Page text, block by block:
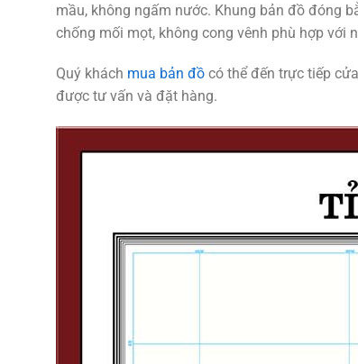
mầu, không ngấm nước. Khung bản đồ đóng
chống mối mọt, không cong vênh phù hợp với
Quý khách mua bản đồ có thể đến trực tiếp
được tư vấn và đặt hàng.